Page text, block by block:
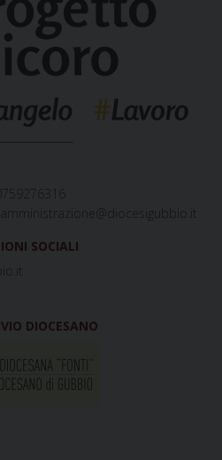
SOCIALI
DIOCESANO